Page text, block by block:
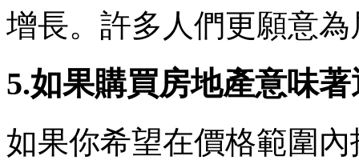
增長。許多人們更願意
5.如果購買房地產意味
如果你希望在價格範圍